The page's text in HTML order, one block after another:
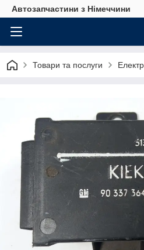
Автозапчастини з Німеччини
Товари та послуги